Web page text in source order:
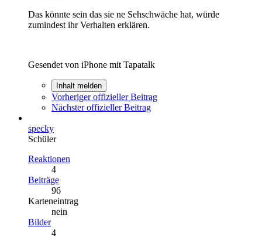
Das könnte sein das sie ne Sehschwäche hat, würde
zumindest ihr Verhalten erklären.
Gesendet von iPhone mit Tapatalk
Inhalt melden
Vorheriger offizieller Beitrag
Nächster offizieller Beitrag
specky
Schüler
Reaktionen
4
Beiträge
96
Karteneintrag
nein
Bilder
4